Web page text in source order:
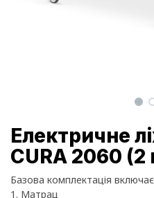
Електричне
CURA 2060
Базова комплектація
1. Матрац